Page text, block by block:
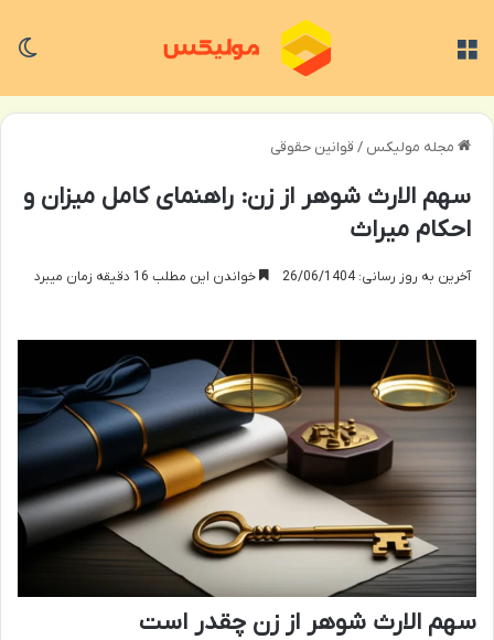
مجله مولیکس / قوانین حقوقی
سهم الارث شوهر از زن: راهنمای کامل میزان و
احکام میراث
آخرین به روز رسانی: 26/06/1404 خواندن این مطلب 16 دقیقه زمان میبرد
سهم الارث شوهر از زن چقدر است